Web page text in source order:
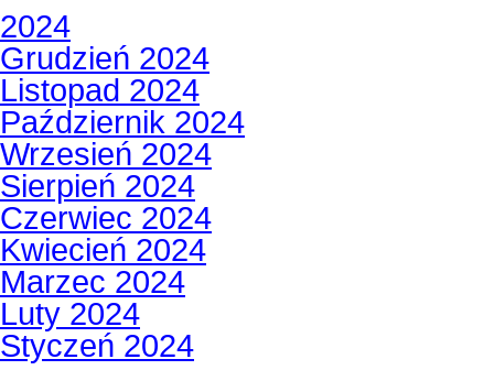
2024
Grudzień 2024
Listopad 2024
Październik 2024
Wrzesień 2024
Sierpień 2024
Czerwiec 2024
Kwiecień 2024
Marzec 2024
Luty 2024
Styczeń 2024